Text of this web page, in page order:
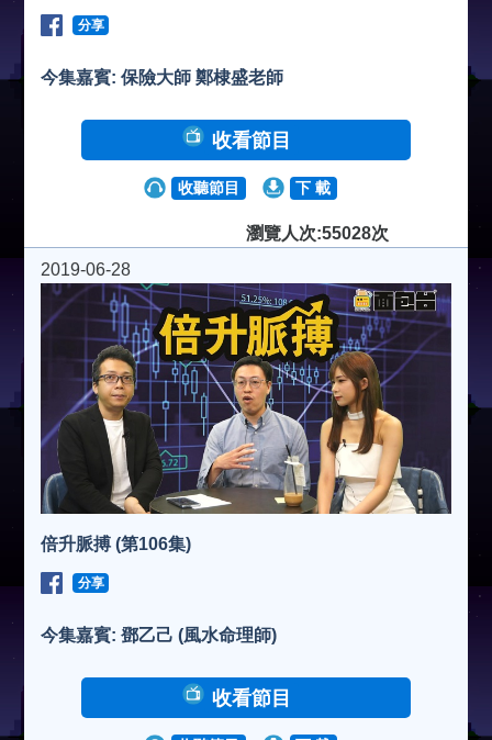
分享
今集嘉賓: 保險大師 鄭棣盛老師
收看節目
收聽節目 下 載
瀏覽人次:55028次
2019-06-28
倍升脈搏 (第106集)
分享
今集嘉賓: 鄧乙己 (風水命理師)
收看節目